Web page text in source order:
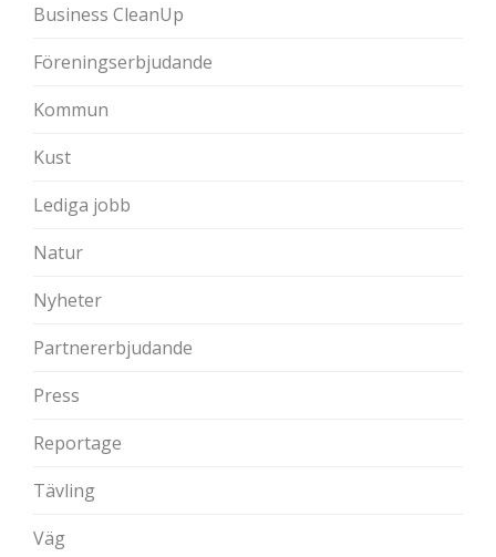
Business CleanUp
Föreningserbjudande
Kommun
Kust
Lediga jobb
Natur
Nyheter
Partnererbjudande
Press
Reportage
Tävling
Väg